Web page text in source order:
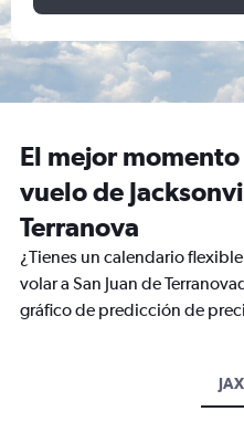
El mejor
vuelo de
Terranova
¿Tienes un calendario
volar a San Juan de
gráfico de predicción de